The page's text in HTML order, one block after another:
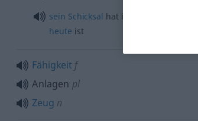
sein Schicksal hat ihn zu dem
heute ist
Fähigkeit f
Anlagen pl
Zeug n